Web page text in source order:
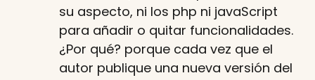
su aspecto, ni los php ni javaScript
para añadir o quitar funcionalidades.
¿Por qué? porque cada vez que el
autor publique una nueva versión del